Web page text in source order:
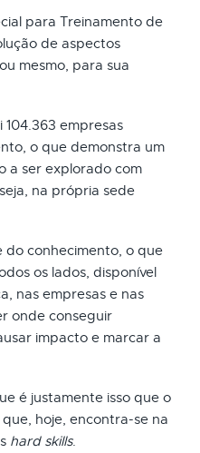
para Treinamento de
de aspectos
mesmo, para sua
104.363 empresas
o que demonstra um
a ser explorado com
na própria sede
do conhecimento, o que
os lados, disponível
nas empresas e nas
onde conseguir
impacto e marcar a
é justamente isso que o
hoje, encontra-se na
hard skills.